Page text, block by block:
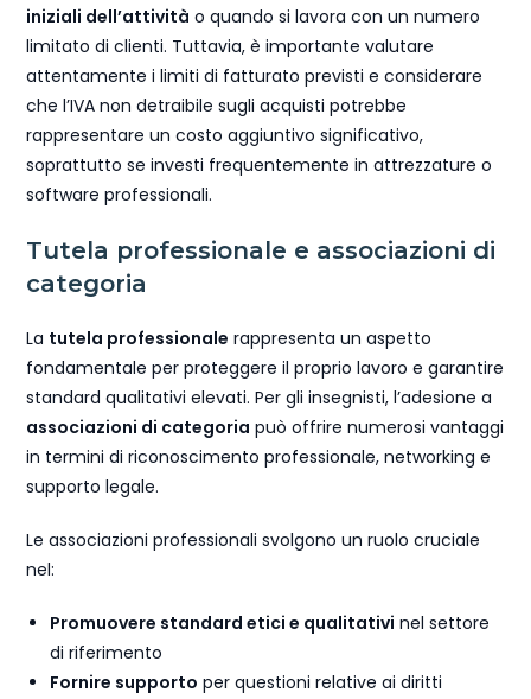
iniziali dell’attività o quando si lavora con un numero
limitato di clienti. Tuttavia, è importante valutare
attentamente i limiti di fatturato previsti e considerare
che l’IVA non detraibile sugli acquisti potrebbe
rappresentare un costo aggiuntivo significativo,
soprattutto se investi frequentemente in attrezzature o
software professionali.
Tutela professionale e associazioni di
categoria
La tutela professionale rappresenta un aspetto
fondamentale per proteggere il proprio lavoro e garantire
standard qualitativi elevati. Per gli insegnisti, l’adesione a
associazioni di categoria può offrire numerosi vantaggi
in termini di riconoscimento professionale, networking e
supporto legale.
Le associazioni professionali svolgono un ruolo cruciale
nel:
Promuovere standard etici e qualitativi nel settore
di riferimento
Fornire supporto per questioni relative ai diritti